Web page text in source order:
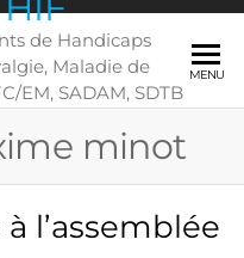
de Handicaps
Maladie de
EM, SADAM, SDTB
MENU
minot
l’assemblée